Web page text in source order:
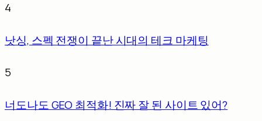
4
낫싱, 스펙 전쟁이 끝난 시대의 테크 마케팅
5
너도나도 GEO 최적화! 진짜 잘 된 사이트 있어?